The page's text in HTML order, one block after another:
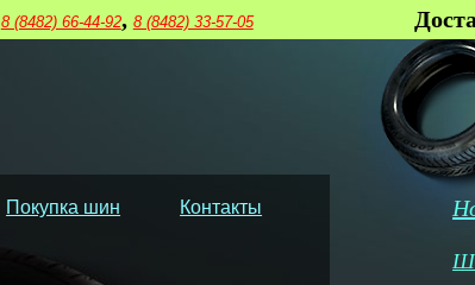
8 (8482) 66-44-92, 8 (8482) 33-57-05
Покупка шин Контакты